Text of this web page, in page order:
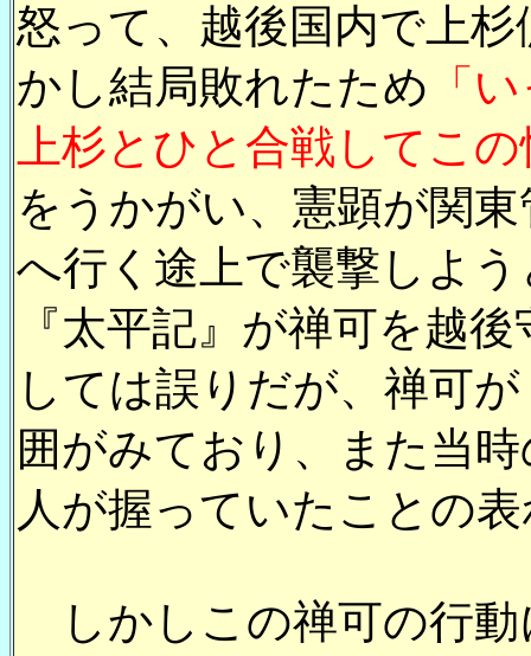
怒って、越後国内で上
かし結局敗れたため 「
上杉とひと合戦してこ
をうかがい、憲顕が関
へ行く途上で襲撃しよ
『太平記』が禅可を越
しては誤りだが、禅可
囲がみており、また当
人が握っていたことの
しかしこの禅可の行動